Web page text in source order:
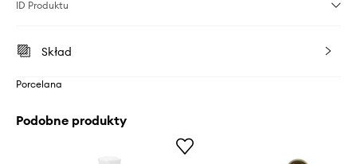
ID Produktu
Skład
Porcelana
Podobne produkty